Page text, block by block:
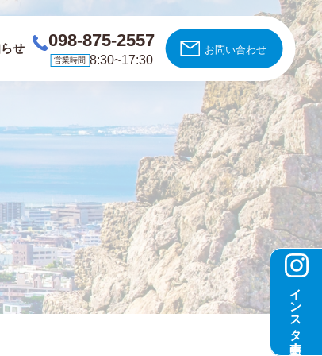
098-875-2557
営業時間 8:30~17:30
せ お問い合わせ
インスタ更新中！